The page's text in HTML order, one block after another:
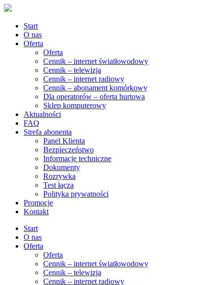
Start
O nas
Oferta
Oferta
Cennik – internet światłowodowy
Cennik – telewizja
Cennik – internet radiowy
Cennik – abonament komórkowy
Dla operatorów – oferta hurtowa
Sklep komputerowy
Aktualności
FAQ
Strefa abonenta
Panel Klienta
Bezpieczeństwo
Informacje techniczne
Dokumenty
Rozrywka
Test łącza
Polityka prywatności
Promocje
Kontakt
Start
O nas
Oferta
Oferta
Cennik – internet światłowodowy
Cennik – telewizja
Cennik – internet radiowy